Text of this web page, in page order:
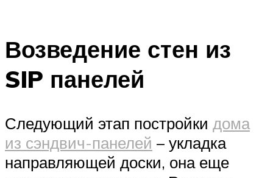
Возведение стен из
SIP панелей
Следующий этап постройки дома
из сэндвич-панелей – укладка
направляющей доски, она еще